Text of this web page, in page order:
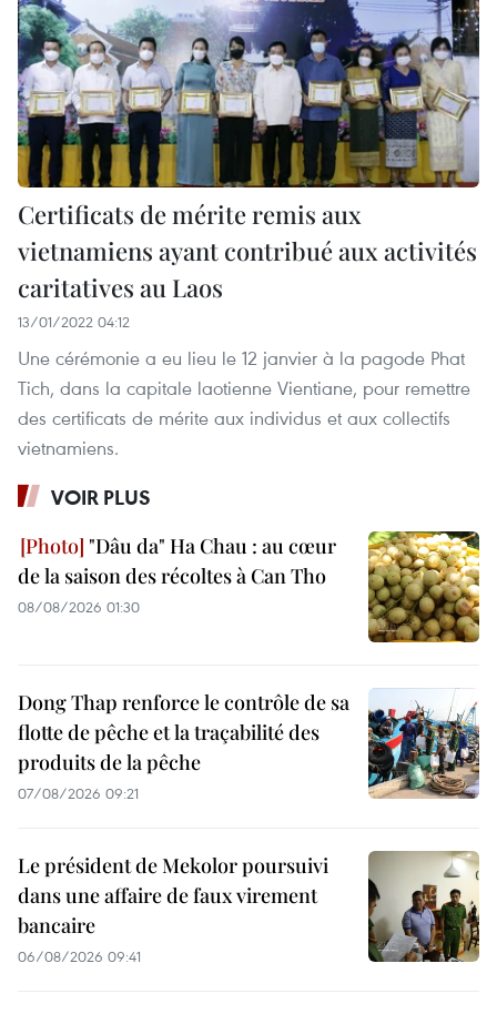
Certificats de mérite remis aux
vietnamiens ayant contribué aux activités
caritatives au Laos
13/01/2022 04:12
Une cérémonie a eu lieu le 12 janvier à la pagode Phat
Tich, dans la capitale laotienne Vientiane, pour remettre
des certificats de mérite aux individus et aux collectifs
vietnamiens.
VOIR PLUS
"Dâu da" Ha Chau : au cœur
de la saison des récoltes à Can Tho
08/08/2026 01:30
Dong Thap renforce le contrôle de sa
flotte de pêche et la traçabilité des
produits de la pêche
07/08/2026 09:21
Le président de Mekolor poursuivi
dans une affaire de faux virement
bancaire
06/08/2026 09:41